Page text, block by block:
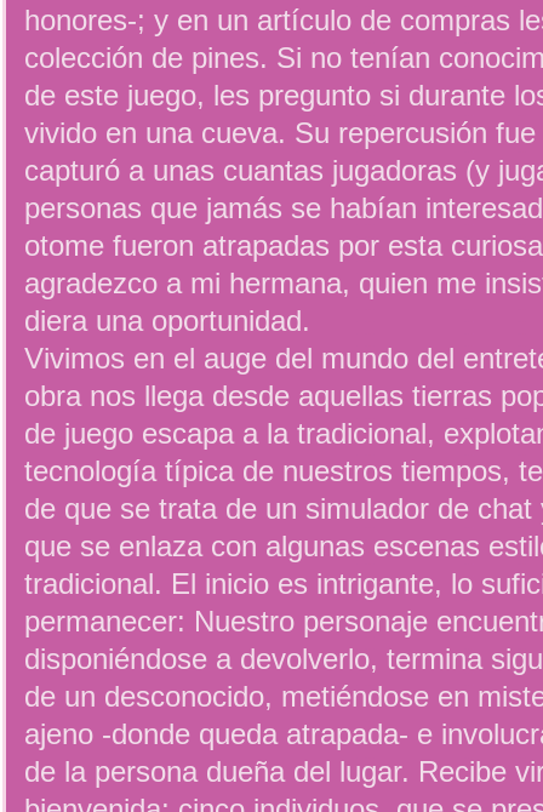
honores-; y en un artículo de compras
colección de pines. Si no tenían
de este juego, les pregunto si durante
vivido en una cueva. Su repercusión
capturó a unas cuantas jugadoras (y
personas que jamás se habían
otome fueron atrapadas por esta
agradezco a mi hermana, quien me
diera una oportunidad.
Vivimos en el auge del mundo del
obra nos llega desde aquellas tierras
de juego escapa a la tradicional,
tecnología típica de nuestros tiempos,
de que se trata de un simulador de
que se enlaza con algunas escenas
tradicional. El inicio es intrigante, lo
permanecer: Nuestro personaje
disponiéndose a devolverlo, termina
de un desconocido, metiéndose en
ajeno -donde queda atrapada- e
de la persona dueña del lugar. Recibe